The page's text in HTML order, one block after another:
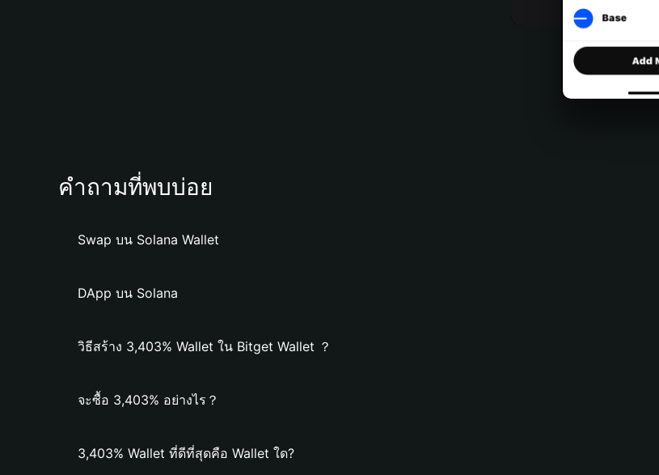
คำถามที่พบบ่อย
Swap บน Solana Wallet
DApp บน Solana
วิธีสร้าง 3,403% Wallet ใน Bitget Wallet ？
จะซื้อ 3,403% อย่างไร？
3,403% Wallet ที่ดีที่สุดคือ Wallet ใด?